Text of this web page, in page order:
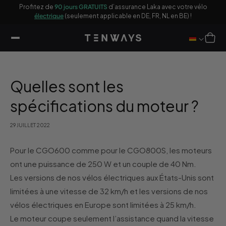
Profitez de 90 jours GRATUITS d’assurance Laka avec votre vélo
électrique (seulement applicable en DE, FR, NL en BE) !
Panier
Quelles sont les
spécifications du moteur ?
29 JUILLET 2022
Pour le CGO600 comme pour le CGO800S, les moteurs
ont une puissance de 250 W et un couple de 40 Nm.
Les versions de nos vélos électriques aux États-Unis sont
limitées à une vitesse de 32 km/h et les versions de nos
vélos électriques en Europe sont limitées à 25 km/h.
Le moteur coupe seulement l’assistance quand la vitesse